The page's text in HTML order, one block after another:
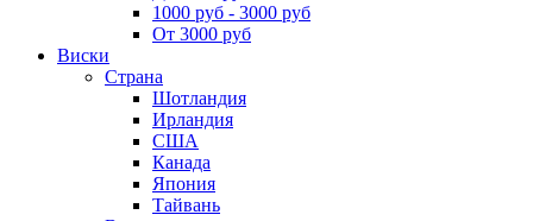
1000 руб - 3000 руб
От 3000 руб
Виски
Страна
Шотландия
Ирландия
США
Канада
Япония
Тайвань